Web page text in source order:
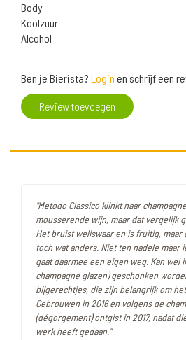
Body
Koolzuur
Alcohol
Ben je Bierista? Login en schrijf een
Review toevoegen
"Metodo Classico klinkt naar
mousserende wijn, maar dat vergelijk
Het bruist weliswaar en is fruitig, maar
toch wat anders. Niet ten nadele maar
gaat daarmee een eigen weg. Kan wel
champagne glazen) geschonken
bijgerechtjes, die zijn belangrijk om
Gebrouwen in 2016 en volgens de
(dégorgement) ontgist in 2017, nadat
werk heeft gedaan."